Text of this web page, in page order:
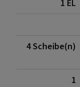
1 EL
4 Scheibe(n)
1